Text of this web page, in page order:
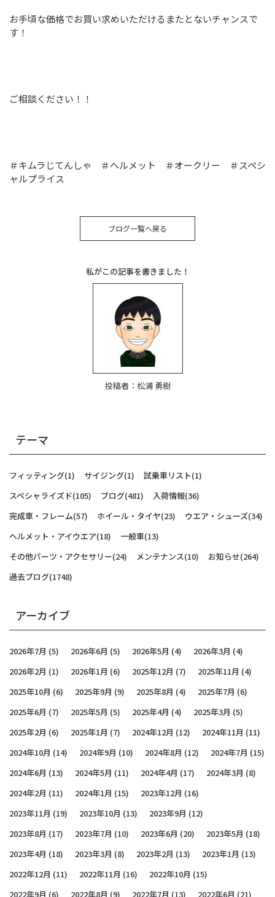
お手頃な価格でお買い求めいただけるまたとないチャンスで
す！
ご相談ください！！
＃キムラじてんしゃ ＃ヘルメット ＃オークリー ＃スペシ
ャルプライス
ブログ一覧へ戻る
私がこの記事を書きました！
投稿者： 松浦 勇樹
テーマ
フィッティング(1) サイジング(1) 試乗車リスト(1)
スペシャライズド(105) ブログ(481) 入荷情報(36)
完成車・フレーム(57) ホイール・タイヤ(23) ウエア・シューズ(34)
ヘルメット・アイウエア(18) 一般車(13)
その他パーツ・アクセサリー(24) メンテナンス(10) お知らせ(264)
過去ブログ(1748)
アーカイブ
2026年7月 (5) 2026年6月 (5) 2026年5月 (4) 2026年3月 (4)
2026年2月 (1) 2026年1月 (6) 2025年12月 (7) 2025年11月 (4)
2025年10月 (6) 2025年9月 (9) 2025年8月 (4) 2025年7月 (6)
2025年6月 (7) 2025年5月 (5) 2025年4月 (4) 2025年3月 (5)
2025年2月 (6) 2025年1月 (7) 2024年12月 (12) 2024年11月 (11)
2024年10月 (14) 2024年9月 (10) 2024年8月 (12) 2024年7月 (15)
2024年6月 (13) 2024年5月 (11) 2024年4月 (17) 2024年3月 (8)
2024年2月 (11) 2024年1月 (15) 2023年12月 (16)
2023年11月 (19) 2023年10月 (13) 2023年9月 (12)
2023年8月 (17) 2023年7月 (10) 2023年6月 (20) 2023年5月 (18)
2023年4月 (18) 2023年3月 (8) 2023年2月 (13) 2023年1月 (13)
2022年12月 (11) 2022年11月 (16) 2022年10月 (15)
2022年9月 (6) 2022年8月 (9) 2022年7月 (13) 2022年6月 (21)